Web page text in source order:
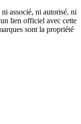
associé, ni autorisé, ni
lien officiel avec cette
sont la propriété